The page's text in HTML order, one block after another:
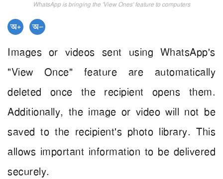
WhatsApp is bringing the 'View Ones' feature to computers
Images or videos sent using WhatsApp's
"View Once" feature are automatically
deleted once the recipient opens them.
Additionally, the image or video will not be
saved to the recipient's photo library. This
allows important information to be delivered
securely.